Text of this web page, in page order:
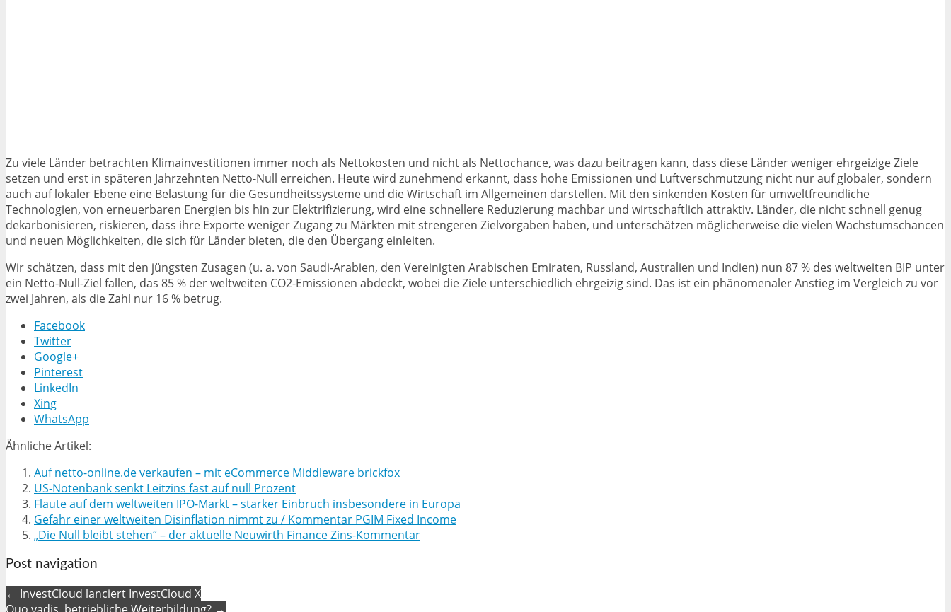
Zu viele Länder betrachten Klimainvestitionen immer noch als Nettokosten und nicht als Nettochance, was dazu beitragen kann, dass diese Länder weniger ehrgeizige Ziele
setzen und erst in späteren Jahrzehnten Netto-Null erreichen. Heute wird zunehmend erkannt, dass hohe Emissionen und Luftverschmutzung nicht nur auf globaler, sondern
auch auf lokaler Ebene eine Belastung für die Gesundheitssysteme und die Wirtschaft im Allgemeinen darstellen. Mit den sinkenden Kosten für umweltfreundliche
Technologien, von erneuerbaren Energien bis hin zur Elektrifizierung, wird eine schnellere Reduzierung machbar und wirtschaftlich attraktiv. Länder, die nicht schnell genug
dekarbonisieren, riskieren, dass ihre Exporte weniger Zugang zu Märkten mit strengeren Zielvorgaben haben, und unterschätzen möglicherweise die vielen Wachstumschancen
und neuen Möglichkeiten, die sich für Länder bieten, die den Übergang einleiten.
Wir schätzen, dass mit den jüngsten Zusagen (u. a. von Saudi-Arabien, den Vereinigten Arabischen Emiraten, Russland, Australien und Indien) nun 87 % des weltweiten BIP unter
ein Netto-Null-Ziel fallen, das 85 % der weltweiten CO2-Emissionen abdeckt, wobei die Ziele unterschiedlich ehrgeizig sind. Das ist ein phänomenaler Anstieg im Vergleich zu vor
zwei Jahren, als die Zahl nur 16 % betrug.
Facebook
Twitter
Google+
Pinterest
LinkedIn
Xing
WhatsApp
Ähnliche Artikel:
Auf netto-online.de verkaufen – mit eCommerce Middleware brickfox
US-Notenbank senkt Leitzins fast auf null Prozent
Flaute auf dem weltweiten IPO-Markt – starker Einbruch insbesondere in Europa
Gefahr einer weltweiten Disinflation nimmt zu / Kommentar PGIM Fixed Income
„Die Null bleibt stehen“ – der aktuelle Neuwirth Finance Zins-Kommentar
Post navigation
← InvestCloud lanciert InvestCloud X
Quo vadis, betriebliche Weiterbildung? →